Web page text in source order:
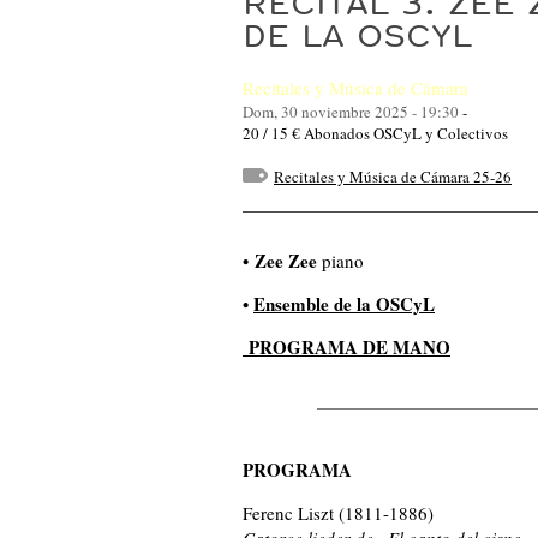
DE LA OSCYL
Recitales y Música de Cámara
Dom, 30 noviembre 2025 - 19:30-
20 / 15 € Abonados OSCyL y Colectivos
Recitales y Música de Cámara 25-26
• Zee Zee piano
•Ensemble de la OSCyL
PROGRAMA DE MANO
PROGRAMA
Ferenc Liszt (1811-1886)